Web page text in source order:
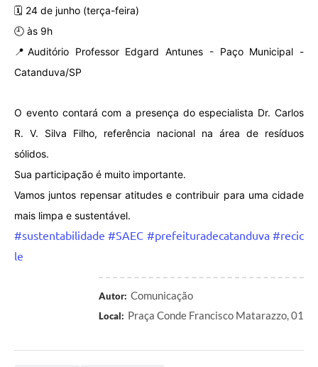
Jornal
Agenda
Contato
🗓 24 de junho (terça-feira)
🕘 às 9h
📍Auditório Professor Edgard Antunes - Paço Municipal -
Catanduva/SP
O evento contará com a presença do especialista Dr. Carlos
R. V. Silva Filho, referência nacional na área de resíduos
sólidos.
Sua participação é muito importante.
Vamos juntos repensar atitudes e contribuir para uma cidade
mais limpa e sustentável.
#sustentabilidade #SAEC #prefeituradecatanduva #recic
le
Autor: Comunicação
Local: Praça Conde Francisco Matarazzo, 01